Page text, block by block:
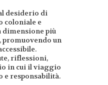
desiderio di
coloniale e
più
promuovendo un
riflessioni,
in cui il viaggio
e responsabilità.